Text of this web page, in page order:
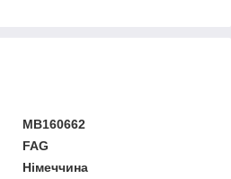
MB160662
FAG
Німеччина